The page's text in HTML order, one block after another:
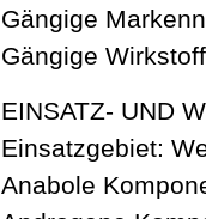
Gängige
Gängige
EINSATZ- UND
Einsatzgebiet:
Anabole